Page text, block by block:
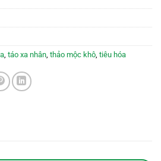
táo xa nhân thảo mộc khô tiêu hóa